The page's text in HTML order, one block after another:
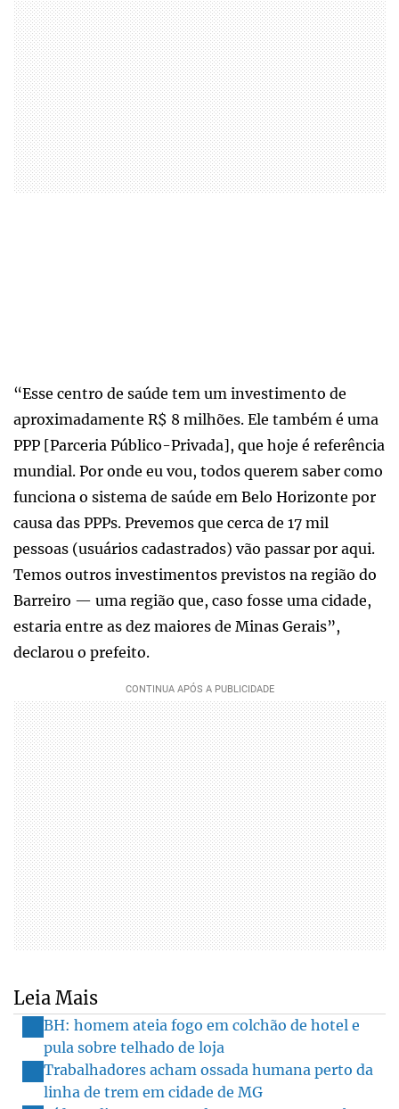
“Esse centro de saúde tem um investimento de
aproximadamente R$ 8 milhões. Ele também é uma
PPP [Parceria Público-Privada], que hoje é referência
mundial. Por onde eu vou, todos querem saber como
funciona o sistema de saúde em Belo Horizonte por
causa das PPPs. Prevemos que cerca de 17 mil
pessoas (usuários cadastrados) vão passar por aqui.
Temos outros investimentos previstos na região do
Barreiro — uma região que, caso fosse uma cidade,
estaria entre as dez maiores de Minas Gerais”,
declarou o prefeito.
Leia Mais
BH: homem ateia fogo em colchão de hotel e
pula sobre telhado de loja
Trabalhadores acham ossada humana perto da
linha de trem em cidade de MG